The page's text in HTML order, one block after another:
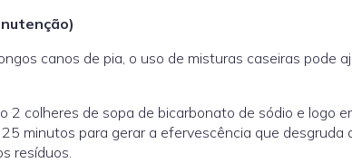
canos de pia, o uso de misturas caseiras pode
2 colheres de sopa de bicarbonato de sódio e logo
minutos para gerar a efervescência que desgruda
resíduos.